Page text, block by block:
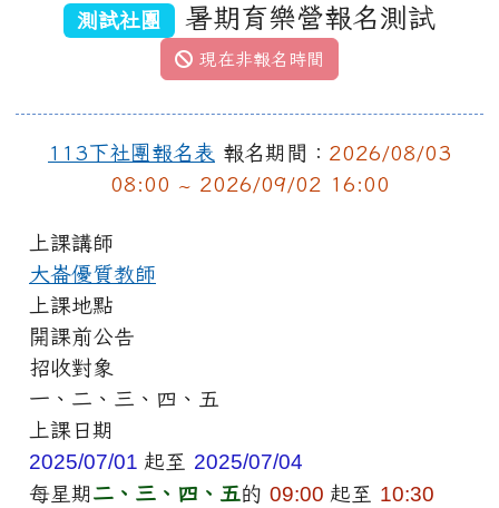
測試社團 暑期育樂營報名測試
現在非報名時間
113下社團報名表 報名期間： 2026/08/03
08:00 ~ 2026/09/02 16:00
上課講師
大崙優質教師
上課地點
開課前公告
招收對象
一、二、三、四、五
上課日期
2025/07/01 起至 2025/07/04
每星期 二、三、四、五的 09:00 起至 10:30